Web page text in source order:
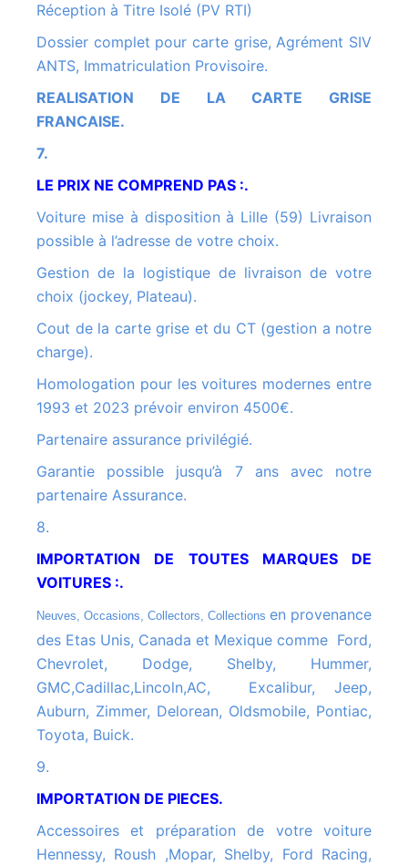
Réception à Titre Isolé (PV RTI)
Dossier complet pour carte grise, Agrément SIV
ANTS, Immatriculation Provisoire.
REALISATION DE LA CARTE GRISE
FRANCAISE.
7.
LE PRIX NE COMPREND PAS :.
Voiture mise à disposition à Lille (59) Livraison
possible à l’adresse de votre choix.
Gestion de la logistique de livraison de votre
choix (jockey, Plateau).
Cout de la carte grise et du CT (gestion a notre
charge).
Homologation pour les voitures modernes entre
1993 et 2023 prévoir environ 4500€.
Partenaire assurance privilégié.
Garantie possible jusqu’à 7 ans avec notre
partenaire Assurance.
8.
IMPORTATION DE TOUTES MARQUES DE
VOITURES :.
Neuves, Occasions, Collectors, Collections en provenance
des Etas Unis, Canada et Mexique comme Ford,
Chevrolet, Dodge, Shelby, Hummer,
GMC,Cadillac,Lincoln,AC, Excalibur, Jeep,
Auburn, Zimmer, Delorean, Oldsmobile, Pontiac,
Toyota, Buick.
9.
IMPORTATION DE PIECES.
Accessoires et préparation de votre voiture
Hennessy, Roush ,Mopar, Shelby, Ford Racing,